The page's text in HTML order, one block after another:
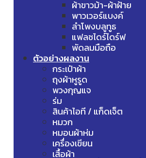
ผ้าขาวม้า-ผ้าฝ้าย
พาวเวอร์แบงค์
ลำโพงบลูทูธ
แฟลชไดร์ไดร์ฟ
พัดลมมือถือ
ตัวอย่างผลงาน
กระเป๋าผ้า
ถุงผ้าหูรูด
พวงกุญแจ
ร่ม
สินค้าไอที / แก็ดเจ็ต
หมวก
หมอนผ้าห่ม
เครื่องเขียน
เสื้อผ้า